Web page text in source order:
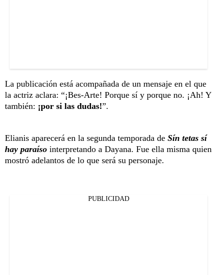
La publicación está acompañada de un mensaje en el que
la actriz aclara: “¡Bes-Arte! Porque sí y porque no. ¡Ah! Y
también: ¡por si las dudas!”.
Elianis aparecerá en la segunda temporada de Sín tetas sí
hay paraíso interpretando a Dayana. Fue ella misma quien
mostró adelantos de lo que será su personaje.
PUBLICIDAD